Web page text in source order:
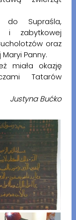
do Supraśla,
i zabytkowej
oraz
Panny.
miała okazję
Tatarów
Justyna Bućko